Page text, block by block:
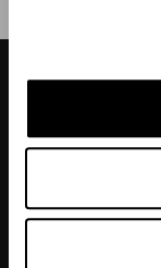
"J’adore
d’une touche